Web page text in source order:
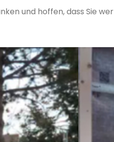
und hoffen, dass Sie